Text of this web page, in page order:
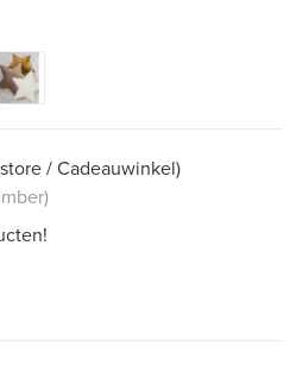
/ Cadeauwinkel)